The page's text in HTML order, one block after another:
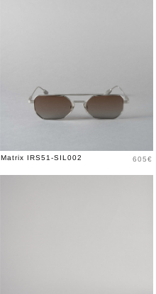
Matrix IRS51-SIL002 Price
605€